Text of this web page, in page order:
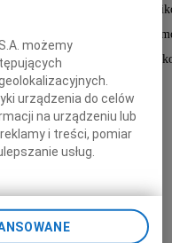
studentom i
nie tylko wiedzę, ale i wartości
będzie nam bardzo
pozostanie w naszej pamięci.
Łączymy się w bólu
Zmarłego
możemy
urządzenia do celów
na urządzeniu lub
i treści, pomiar
usług.